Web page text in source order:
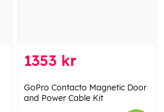
1353 kr
GoPro Contacto Magnetic Door
and Power Cable Kit